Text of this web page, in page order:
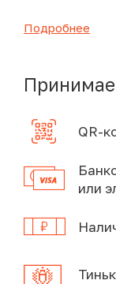
Подробнее
QR-
или